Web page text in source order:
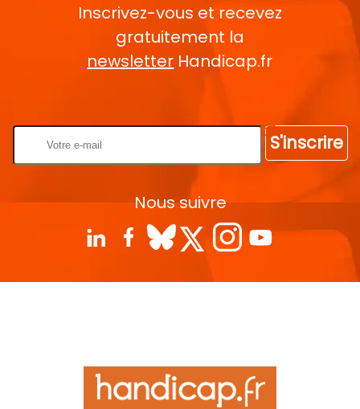
Inscrivez-vous et recevez
gratuitement la
newsletter Handicap.fr
S'inscrire
Nous suivre